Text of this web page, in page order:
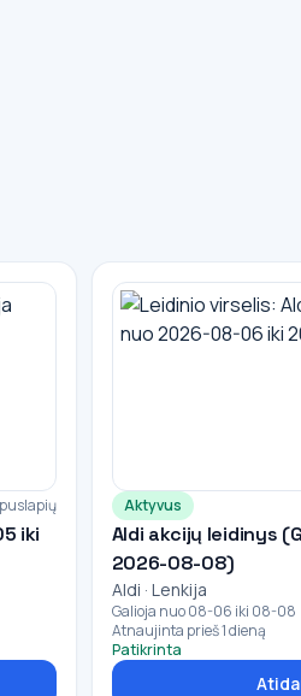
iki
Aktyvus
Aldi akcijų leidinys
2026-08-08)
Aldi · Lenkija
Galioja nuo 08-06 iki 08-08
Atnaujinta prieš 1 dieną
Patikrinta